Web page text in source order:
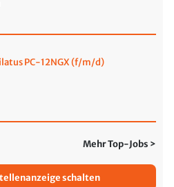
PC-12NGX (f/m/d)
Mehr Top-Jobs >
schalten